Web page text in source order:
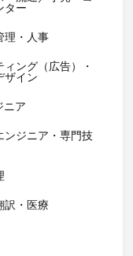
ター
理・人事
ィング（広告）・
ザイン
ニア
ンジニア・専門技
訳・医療